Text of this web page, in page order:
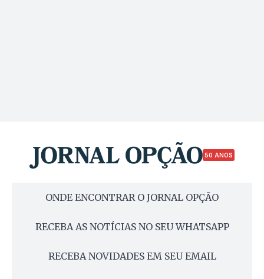
50 ANOS
ONDE ENCONTRAR O JORNAL OPÇÃO
RECEBA AS NOTÍCIAS NO SEU WHATSAPP
RECEBA NOVIDADES EM SEU EMAIL